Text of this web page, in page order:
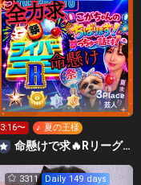
3Place
芸人
3:16〜 ♪ 夏の王様
命懸けで求🔥Rリーグ👑夏祭実行委員長🎆こがちゃんのちばります
3311 Daily 149 days